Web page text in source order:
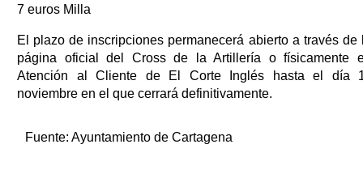
7 euros Milla
El plazo de inscripciones permanecerá abierto a través de
página oficial del Cross de la Artillería o físicamente
Atención al Cliente de El Corte Inglés hasta el día
noviembre en el que cerrará definitivamente.
Fuente: Ayuntamiento de Cartagena